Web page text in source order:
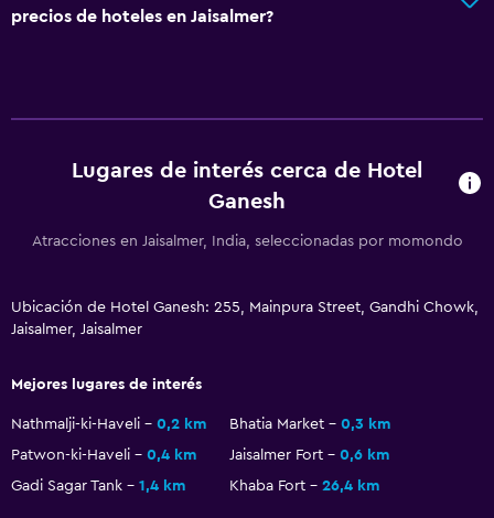
precios de hoteles en Jaisalmer?
Lugares de interés cerca de Hotel
Ganesh
Atracciones en Jaisalmer, India, seleccionadas por momondo
Ubicación de Hotel Ganesh: 255, Mainpura Street, Gandhi Chowk,
Jaisalmer, Jaisalmer
Mejores lugares de interés
Nathmalji-ki-Haveli 0,2 km Bhatia Market
0,3 km
Patwon-ki-Haveli
0,4 km Jaisalmer Fort
0,6 km
Gadi Sagar Tank
1,4 km Khaba Fort 26,4 km